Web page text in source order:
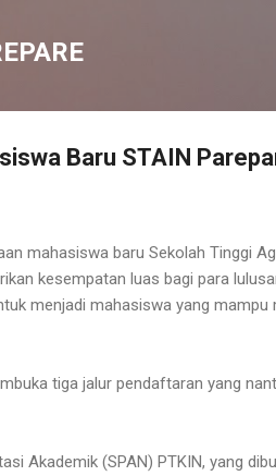
Baru STAIN
mahasiswa baru Sekolah Tinggi
kesempatan luas bagi para
menjadi mahasiswa yang
tiga jalur pendaftaran yang
Akademik (SPAN) PTKIN, yang